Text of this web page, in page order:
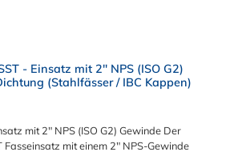
- Einsatz mit 2" NPS (ISO G2)
(Stahlfässer / IBC Kappen)
mit 2" NPS (ISO G2) Gewinde Der
Fasseinsatz mit einem 2" NPS-Gewinde